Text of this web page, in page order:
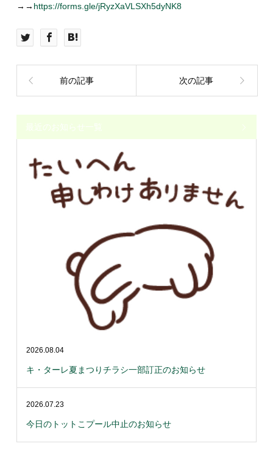
→→ https://forms.gle/jRyzXaVLSXh5dyNK8
前の記事 次の記事
最近のお知らせ一覧
2026.08.04
キ・ターレ夏まつりチラシ一部訂正のお知らせ
2026.07.23
今日のトットこプール中止のお知らせ